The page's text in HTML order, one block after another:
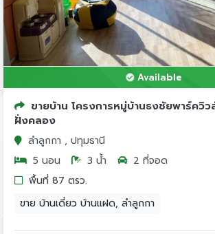
Available
ขายบ้าน โครงการหมู่บ้านธงชัยพาร์ควิ
ฝั่งคลอง
ลำลูกกา , ปทุมธานี
5 นอน
3 น้ำ
2 ที่จอด
พื้นที่ 87 ตรว.
ขาย บ้านเดี่ยว บ้านแฝด, ลำลูกกา